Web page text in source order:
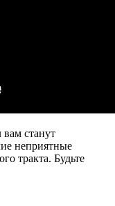
станут
неприятные
тракта. Будьте